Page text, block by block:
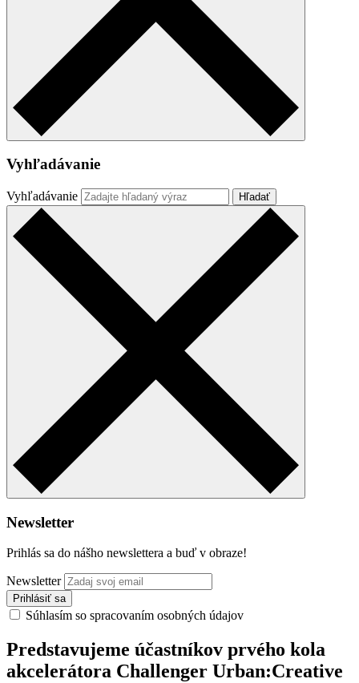
Vyhľadávanie
Vyhľadávanie
Newsletter
Prihlás sa do nášho newslettera a buď v obraze!
Newsletter
Súhlasím so spracovaním osobných údajov
Predstavujeme účastníkov prvého kola
akcelerátora Challenger Urban:Creative